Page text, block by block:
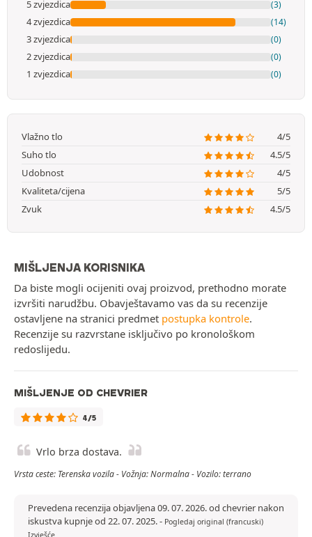
5 zvjezdica (3)
4 zvjezdica (14)
3 zvjezdica (0)
2 zvjezdica (0)
1 zvjezdica (0)
Vlažno tlo
4/5
Suho tlo
4.5/5
Udobnost
4/5
Kvaliteta/cijena
5/5
Zvuk
4.5/5
MIŠLJENJA KORISNIKA
Da biste mogli ocijeniti ovaj proizvod, prethodno morate
izvršiti narudžbu. Obavještavamo vas da su recenzije
ostavljene na stranici predmet postupka kontrole.
Recenzije su razvrstane isključivo po kronološkom
redoslijedu.
MIŠLJENJE OD CHEVRIER
4/5
Vrlo brza dostava.
Vrsta ceste: Terenska vozila - Vožnja: Normalna - Vozilo: terrano
Prevedena recenzija objavljena 09. 07. 2026. od chevrier nakon
iskustva kupnje od 22. 07. 2025.- Pogledaj original (francuski)